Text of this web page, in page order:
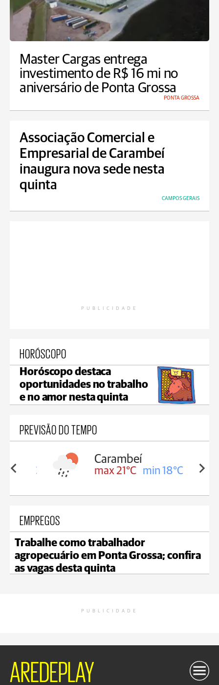
Master Cargas entrega
investimento de R$ 16 mi no
aniversário de Ponta Grossa
PONTA GROSSA
Associação Comercial e
Empresarial de Carambeí
inaugura nova sede nesta
quinta
CAMPOS GERAIS
PUBLICIDADE
HORÓSCOPO
Horóscopo destaca
oportunidades no trabalho
e no amor nesta quinta
PREVISÃO DO TEMPO
18°C
Carambeí
max 21°C min 18°C
EMPREGOS
Trabalhe como trabalhador
agropecuário em Ponta Grossa; confira
as vagas desta quinta
PUBLICIDADE
AREDEPLAY